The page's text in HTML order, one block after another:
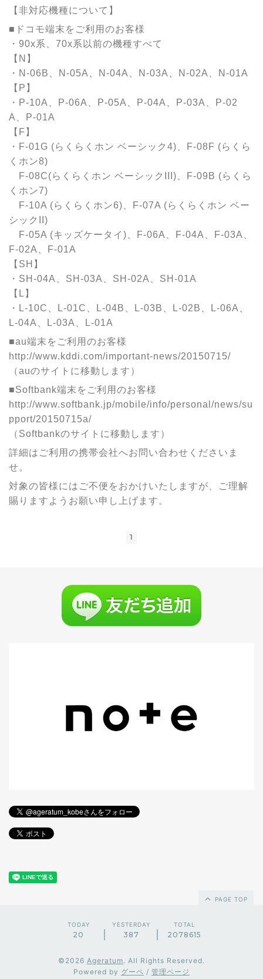
【非対応機種について】
■ドコモ端末をご利用のお客様
・90x系、70x系以前の機種すべて
【N】
・N-06B、N-05A、N-04A、N-03A、N-02A、N-01A
【P】
・P-10A、P-06A、P-05A、P-04A、P-03A、P-02
A、P-01A
【F】
・F-01G (らくらくホン ベーシック4)、F-08F (らくら
くホン8)
F-08C(らくらくホン ベーシックIII)、F-09B (らくら
くホン7)
F-10A (らくらくホン6)、F-07A (らくらくホン ベー
シックII)
F-05A (キッズケータイ)、F-06A、F-04A、F-03A、
F-02A、F-01A
【SH】
・SH-04A、SH-03A、SH-02A、SH-01A
【L】
・L-10C、L-01C、L-04B、L-03B、L-02B、L-06A、
L-04A、L-03A、L-01A
■au端末をご利用のお客様
http://www.kddi.com/important-news/20150715/
（auのサイトに移動します）
■Softbank端末をご利用のお客様
http://www.softbank.jp/mobile/info/personal/news/su
pport/20150715a/
（Softbankのサイトに移動します）
詳細はご利用の携帯会社へお問い合わせくださいま
せ。
対象の皆様にはご不便をおかけいたしますが、ご理解
賜りますようお願い申し上げます。
1
PAGE TOP
TODAY
20
YESTERDAY
387
TOTAL
2078615
©2026 Ageratum. All Rights Reserved.
Powered by グーペ / 管理ページ